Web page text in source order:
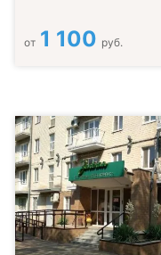
от 1 100 руб.